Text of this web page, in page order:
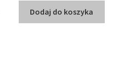
Dodaj do koszyka